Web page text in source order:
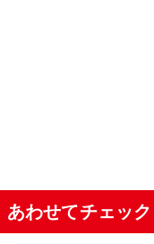
あわせてチェッ